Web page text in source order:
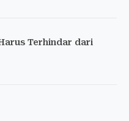
Terhindar dari